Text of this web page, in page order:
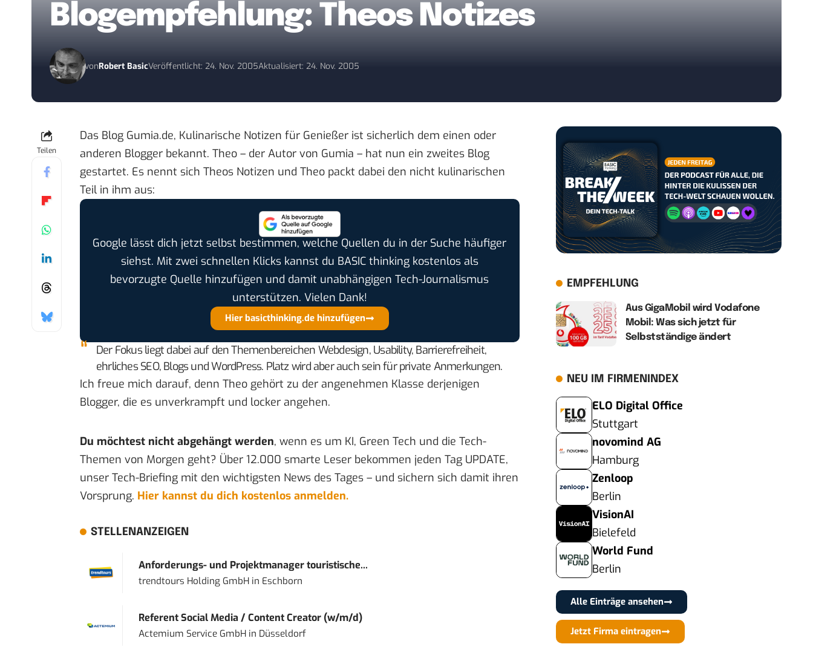
Blogempfehlung: Theos Notizes
vonRobert BasicVeröffentlicht: 24. Nov. 2005Aktualisiert: 24. Nov. 2005
Teilen
Das Blog Gumia.de, Kulinarische Notizen für Genießer ist sicherlich dem einen oder
anderen Blogger bekannt. Theo – der Autor von Gumia – hat nun ein zweites Blog
gestartet. Es nennt sich Theos Notizen und Theo packt dabei den nicht kulinarischen
Teil in ihm aus:
Google lässt dich jetzt selbst bestimmen, welche Quellen du in der Suche häufiger
siehst. Mit zwei schnellen Klicks kannst du BASIC thinking kostenlos als
bevorzugte Quelle hinzufügen und damit unabhängigen Tech-Journalismus
unterstützen. Vielen Dank!
Hier basicthinking.de hinzufügen
Der Fokus liegt dabei auf den Themenbereichen Webdesign, Usability, Barrierefreiheit,
ehrliches SEO, Blogs und WordPress. Platz wird aber auch sein für private Anmerkungen.
Ich freue mich darauf, denn Theo gehört zu der angenehmen Klasse derjenigen
Blogger, die es unverkrampft und locker angehen.
Du möchtest nicht abgehängt werden, wenn es um KI, Green Tech und die Tech-
Themen von Morgen geht? Über 12.000 smarte Leser bekommen jeden Tag UPDATE,
unser Tech-Briefing mit den wichtigsten News des Tages – und sichern sich damit ihren
Vorsprung. Hier kannst du dich kostenlos anmelden.
STELLENANZEIGEN
Anforderungs- und Projektmanager touristische...
trendtours Holding GmbHin Eschborn
Referent Social Media / Content Creator (w/m/d)
Actemium Service GmbHin Düsseldorf
EMPFEHLUNG
Aus GigaMobil wird Vodafone
Mobil: Was sich jetzt für
Selbstständige ändert
NEU IM FIRMENINDEX
ELO Digital Office
Stuttgart
novomind AG
Hamburg
Zenloop
Berlin
VisionAI
Bielefeld
World Fund
Berlin
Alle Einträge ansehen
Jetzt Firma eintragen